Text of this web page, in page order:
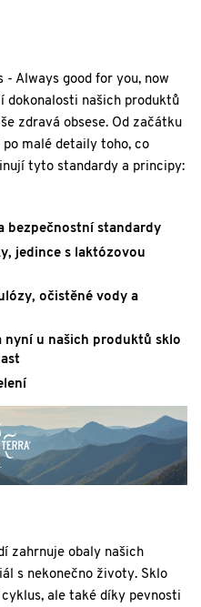
- Always good for you, now
dokonalosti našich produktů
zdravá obsese. Od začátku
malé detaily toho, co
tyto standardy a principy:
bezpečnostní standardy
jedince s laktózovou
očistěné vody a
nyní u našich produktů sklo
zahrnuje obaly našich
s nekonečno životy. Sklo
ale také díky pevnosti